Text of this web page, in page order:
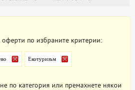
по избраните критерии:
Екотуризъм
по категория или премахнете някои